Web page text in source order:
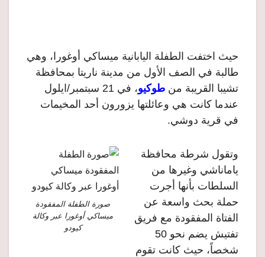
حيث اختفت الطفلة اليابانية ميساكي أوغورا، وهي
طالبة في الصف الأول من مدينة ناريتا بمحافظة
تشيبا القريبة من طوكيو
، في 21 سبتمبر/ايلول
عندما كانت هي وعائلتها يزورون أحد المخيمات
في قرية دوشي.
صورة الطفلة المفقودة
ميساكي أوغورا عبر وكالة
كيودو
وتقول شرطة محافظة
ياماناشي وغيرها من
السلطات بأنها أجرت
حملة بحث واسعة عن
الفتاة المفقودة مع فريق
تفتيش يضم نحو 50
شخصاً، حيث كانت تقوم